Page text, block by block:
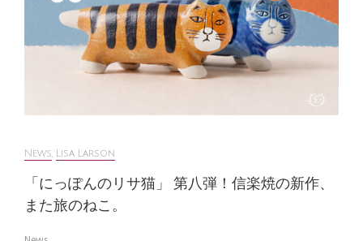
News, Lisa Larson
「にっぽんのリサ猫」 第八弾！信楽焼の新作、
また旅のねこ。